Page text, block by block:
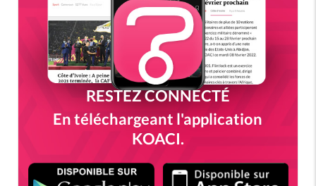
RESTEZ CONNECTÉ
En téléchargeant l'application
KOACI.